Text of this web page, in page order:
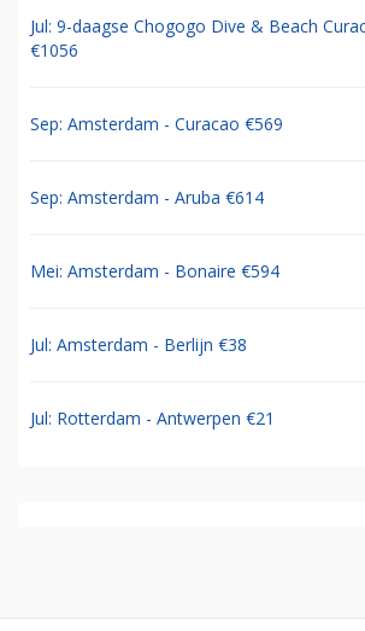
Jul: 9-daagse Chogogo Dive & Beach
€1056
Sep: Amsterdam - Curacao €569
Sep: Amsterdam - Aruba €614
Mei: Amsterdam - Bonaire €594
Jul: Amsterdam - Berlijn €38
Jul: Rotterdam - Antwerpen €21